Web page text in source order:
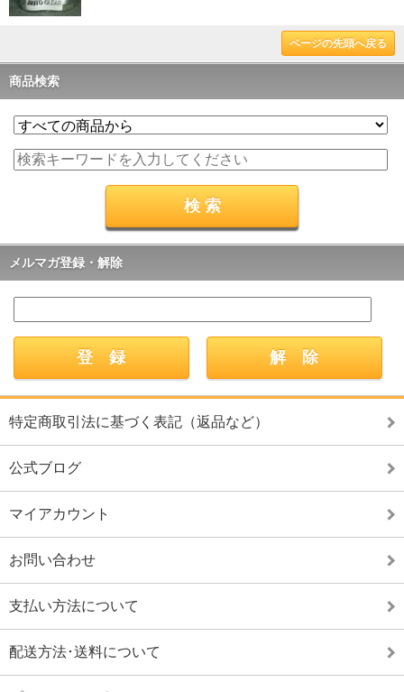
ページの先頭へ戻る
商品検索
メルマガ登録・解除
特定商取引法に基づく表記（返品など）
公式ブログ
マイアカウント
お問い合わせ
支払い方法について
配送方法･送料について